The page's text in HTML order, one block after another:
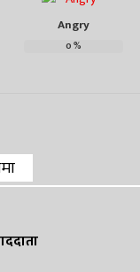
Angry
0%